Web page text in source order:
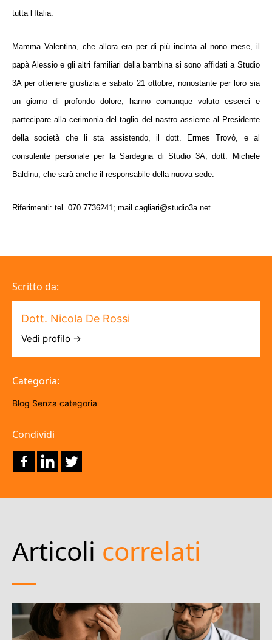
tutta l’Italia.
Mamma Valentina, che allora era per di più incinta al nono mese,il
papà Alessioe gli altri familiari della bambina si sono affidati a Studio
3Aper ottenere giustizia e sabato 21 ottobre, nonostante per loro sia
un giorno di profondo dolore, hanno comunque voluto esserci e
partecipare alla cerimonia del taglio del nastroassieme al Presidente
della società che li sta assistendo, il dott. Ermes Trovò, e al
consulente personale per la Sardegna di Studio 3A, dott.
Michele
Baldinu, che sarà anche il responsabile della nuova sede.
Riferimenti: tel. 070 7736241; mail cagliari@studio3a.net.
Scritto da:
Dott. Nicola De Rossi
Vedi profilo →
Categoria:
Blog Senza categoria
Condividi
Articoli correlati